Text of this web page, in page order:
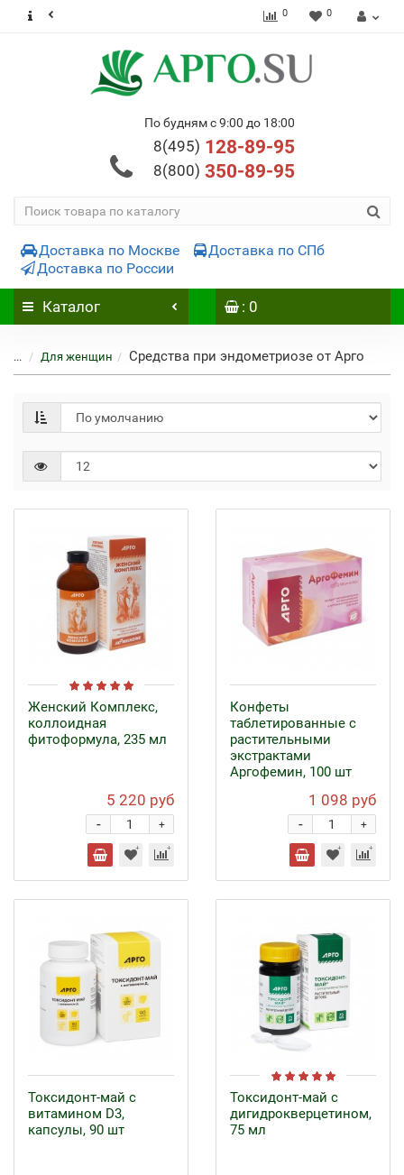
0 0
По будням с 9:00 до 18:00
8(495) 128-89-95
8(800) 350-89-95
Доставка по Москве
Доставка по СПб
Доставка по России
Каталог : 0
... Для женщин Средства при эндометриозе от Арго
Женский Комплекс,
коллоидная
фитоформула, 235 мл
5 220 руб
+
-
Конфеты
таблетированные с
растительными
экстрактами
Аргофемин, 100 шт
1 098 руб
+
-
Токсидонт-май с
витамином D3,
капсулы, 90 шт
Токсидонт-май с
дигидрокверцетином,
75 мл